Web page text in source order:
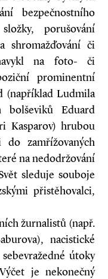
bezpečnostního
porušování
shromažďování či
na foto- či
prominentní
(například Ludmila
bolševiků Eduard
Kasparov) hrubou
zamřížovaných
na nedodržování
sleduje souboje
přistěhovalci,
žurnalistů (např.
nacistické
útoky
je nekonečný